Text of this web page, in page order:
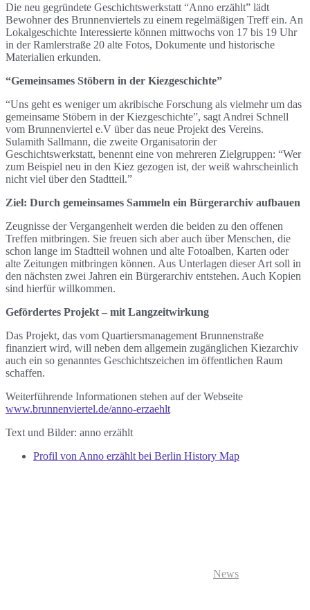
Die neu gegründete Geschichtswerkstatt “Anno erzählt” lädt
Bewohner des Brunnenviertels zu einem regelmäßigen Treff ein. An
Lokalgeschichte Interessierte können mittwochs von 17 bis 19 Uhr
in der Ramlerstraße 20 alte Fotos, Dokumente und historische
Materialien erkunden.
“Gemeinsames Stöbern in der Kiezgeschichte”
“Uns geht es weniger um akribische Forschung als vielmehr um das
gemeinsame Stöbern in der Kiezgeschichte”, sagt Andrei Schnell
vom Brunnenviertel e.V über das neue Projekt des Vereins.
Sulamith Sallmann, die zweite Organisatorin der
Geschichtswerkstatt, benennt eine von mehreren Zielgruppen: “Wer
zum Beispiel neu in den Kiez gezogen ist, der weiß wahrscheinlich
nicht viel über den Stadtteil.”
Ziel: Durch gemeinsames Sammeln ein Bürgerarchiv aufbauen
Zeugnisse der Vergangenheit werden die beiden zu den offenen
Treffen mitbringen. Sie freuen sich aber auch über Menschen, die
schon lange im Stadtteil wohnen und alte Fotoalben, Karten oder
alte Zeitungen mitbringen können. Aus Unterlagen dieser Art soll in
den nächsten zwei Jahren ein Bürgerarchiv entstehen. Auch Kopien
sind hierfür willkommen.
Gefördertes Projekt – mit Langzeitwirkung
Das Projekt, das vom Quartiersmanagement Brunnenstraße
finanziert wird, will neben dem allgemein zugänglichen Kiezarchiv
auch ein so genanntes Geschichtszeichen im öffentlichen Raum
schaffen.
Weiterführende Informationen stehen auf der Webseite
www.brunnenviertel.de/anno-erzaehlt
Text und Bilder: anno erzählt
Profil von Anno erzählt bei Berlin History Map
News